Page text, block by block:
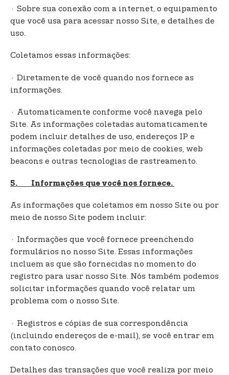
· Sobre sua conexão com a internet, o equipamento
que você usa para acessar nosso Site, e detalhes de
uso.
Coletamos essas informações:
· Diretamente de você quando nos fornece as
informações.
· Automaticamente conforme você navega pelo
Site. As informações coletadas automaticamente
podem incluir detalhes de uso, endereços IP e
informações coletadas por meio de cookies, web
beacons e outras tecnologias de rastreamento.
5. Informações que você nos fornece.
As informações que coletamos em nosso Site ou por
meio de nosso Site podem incluir:
· Informações que você fornece preenchendo
formulários no nosso Site. Essas informações
incluem as que são fornecidas no momento do
registro para usar nosso Site. Nós também podemos
solicitar informações quando você relatar um
problema com o nosso Site.
· Registros e cópias de sua correspondência
(incluindo endereços de e-mail), se você entrar em
contato conosco.
Detalhes das transações que você realiza por meio